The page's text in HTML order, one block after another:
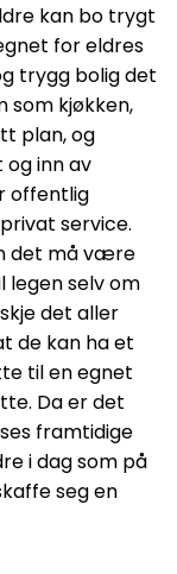
kan bo trygt
for eldres
trygg bolig det
som kjøkken,
plan, og
inn av
offentlig
service.
det må være
legen selv om
det aller
de kan ha et
til en egnet
Da er det
framtidige
i dag som på
seg en